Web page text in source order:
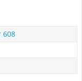
608